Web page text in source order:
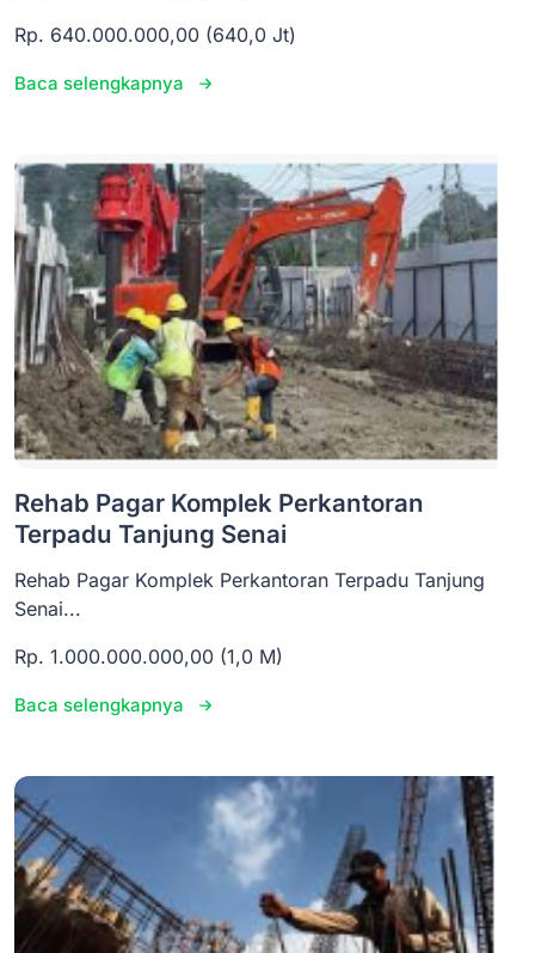
Rp. 640.000.000,00 (640,0 Jt)
Baca selengkapnya
Rehab Pagar Komplek Perkantoran
Terpadu Tanjung Senai
Rehab Pagar Komplek Perkantoran Terpadu Tanjung
Senai...
Rp. 1.000.000.000,00 (1,0 M)
Baca selengkapnya